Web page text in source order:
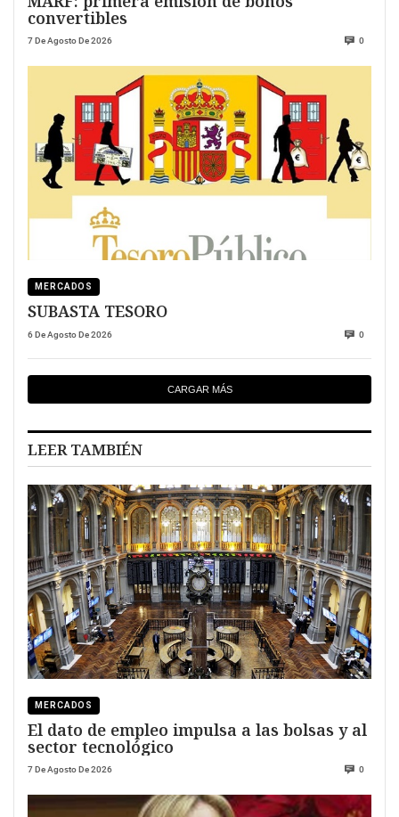
convertibles
7 De Agosto De 2026 0
MERCADOS
SUBASTA TESORO
6 De Agosto De 2026 0
CARGAR MÁS
LEER TAMBIÉN
MERCADOS
El dato de empleo impulsa a las bolsas y al
sector tecnológico
7 De Agosto De 2026 0